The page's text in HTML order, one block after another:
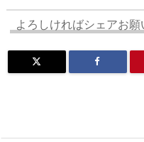
n
よろしければシェアお願